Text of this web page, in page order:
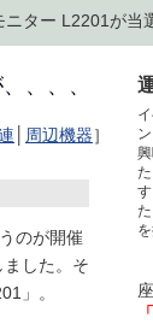
ター L2201が当
、、、
周辺機器］
のが開催
した。そ
」。
す